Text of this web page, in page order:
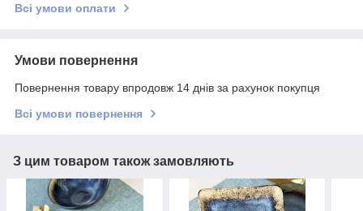
Всі умови оплати
Умови повернення
Повернення товару впродовж 14 днів за рахунок покупця
Всі умови повернення
З цим товаром також замовляють